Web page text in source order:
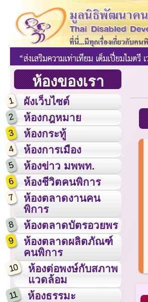
ห้องของเรา
1 ผังเว็บไซต์
2 ห้องกฎหมาย
3 ห้องกระทู้
4 ห้องการเมือง
5 ห้องข่าว มพพท.
6 ห้องชีวิตคนพิการ
7
ห้องตลาดงานคน
พิการ
8 ห้องตลาดบัตรอวยพร
9
ห้องตลาดผลิตภัณฑ์
คนพิการ
10
ห้องต่อพงษ์กับสภาพ
แวดล้อม
11 ห้องธรรมะ